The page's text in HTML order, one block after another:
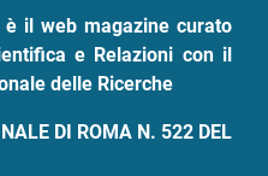
è il web magazine curato
e Relazioni con il
delle Ricerche
DI ROMA N. 522 DEL